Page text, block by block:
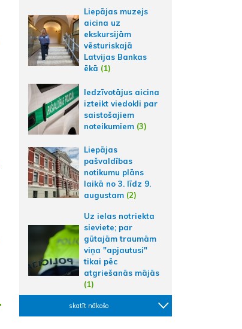
Liepājas muzejs
aicina uz
ekskursijām
vēsturiskajā
Latvijas Bankas
ēkā (1)
Iedzīvotājus aicina
izteikt viedokli par
saistošajiem
noteikumiem (3)
Liepājas
pašvaldības
notikumu plāns
laikā no 3. līdz 9.
augustam (2)
Uz ielas notriekta
sieviete; par
gūtajām traumām
viņa "apjautusi"
tikai pēc
atgriešanās mājās
(1)
skatīt nākošo